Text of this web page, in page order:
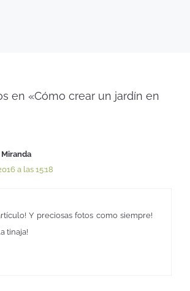
en «Cómo crear un jardín en
a las 15:18
Y preciosas fotos como siempre!
tinaja!